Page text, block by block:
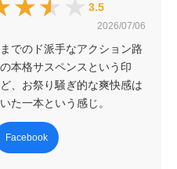
3.5
2026/07/06
でのド派手なアクション路
本格サスペンスという印
、お祭り騒ぎ的な爽快感は
た一本という感じ。
Facebook